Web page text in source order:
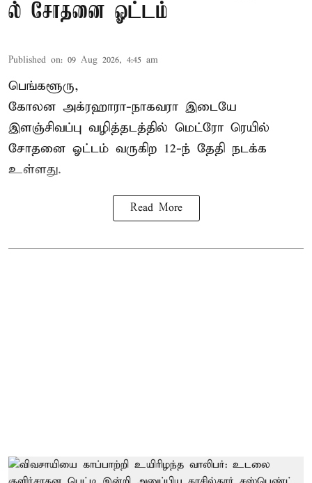
ல் சோதனை ஓட்டம்
Published on: 09 Aug 2026, 4:45 am
பெங்களூரு,
கோலன அக்ரஹாரா-நாகவரா இடையே
இளஞ்சிவப்பு வழித்தடத்தில் மெட்ரோ ரெயில்
சோதனை ஓட்டம் வருகிற 12-ந் தேதி நடக்க
உள்ளது.
Read More